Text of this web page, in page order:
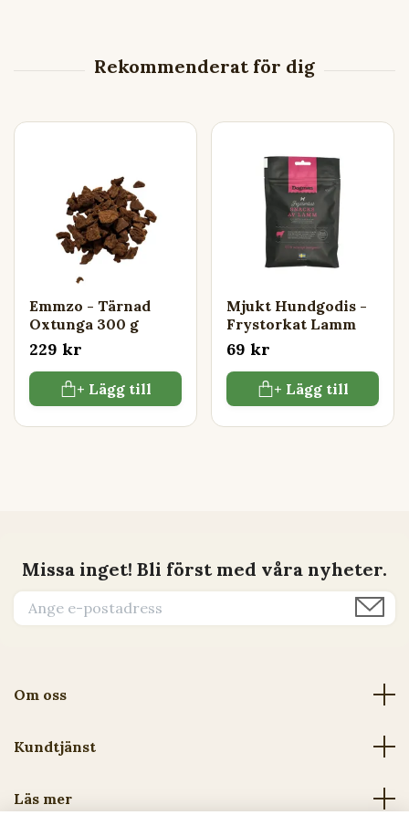
Emmzo - Tärnad
Oxtunga 300 g
229 kr
+ Lägg till
Mjukt Hundgodis -
Frystorkat Lamm
69 kr
+ Lägg till
Missa inget! Bli först med våra nyheter.
Om oss
Kundtjänst
Läs mer